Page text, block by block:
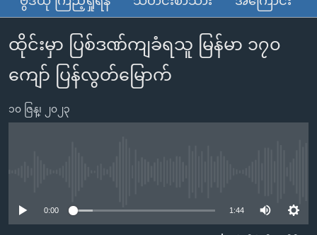
သည့်
Link
များ
ပင်မ
သို့
ကမ္ဘာ့သတင်းများ
နိုင်ငံတကာ
အမေရိကန်
အစ္စရေး-ပါလက်စတိုင်း
ဗွီဒီယို
သတင်းလွတ်လပ်ခွင့်
ရပ်ဝန်းတခု လမ်းတခု အလွန်
အင်္ဂလိပ်စာလေ့လာမယ်
ထိုင်းမှာ ပြစ်ဒဏ်ကျခံရသူ မြန်မာ ၁၇၀
ကျော် ပြန်လွတ်မြောက်
၁၀ ဇြန္၊ ၂၀၂၃
0:00 1:44